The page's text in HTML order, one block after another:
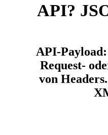
API?
API-
Request-
von